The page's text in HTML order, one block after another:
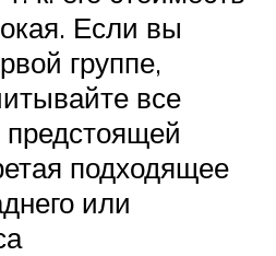
Если вы
группе,
все
предстоящей
подходящее
или